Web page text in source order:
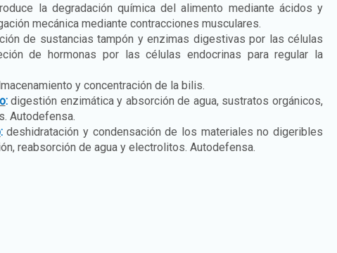
la degradación química del alimento mediante ácidos y
mecánica mediante contracciones musculares.
de sustancias tampón y enzimas digestivas por las células
de hormonas por las células endocrinas para regular la
y concentración de la bilis.
:digestión enzimática y absorción de agua, sustratos orgánicos,
Autodefensa.
:deshidratación y condensación de los materiales no digeribles
reabsorción de agua y electrolitos. Autodefensa.